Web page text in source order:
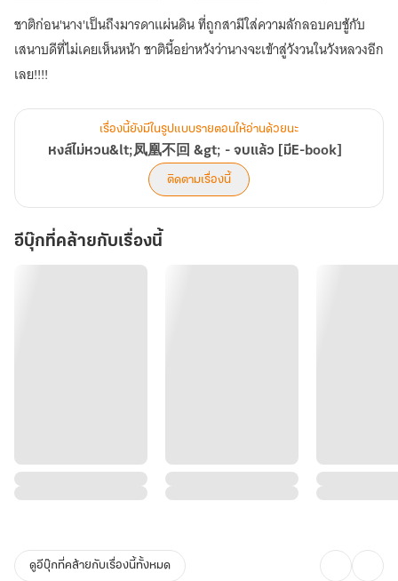
凰
不
回
แล้ว
[มีE-
book]
ชาติก่อน'นาง'เป็นถึงมารดาแผ่นดิน ที่ถูกสามีใส่ความลักลอบคบชู้กับ
เสนาบดีที่ไม่เคยเห็นหน้า ชาตินี้อย่าหวังว่านางจะเข้าสู่วังวนในวังหลวงอีก
เลย!!!!
เรื่องนี้ยังมีในรูปแบบรายตอนให้อ่านด้วยนะ
หงส์ไม่หวน&lt;凤凰不回 &gt; - จบแล้ว [มีE-book]
ติดตามเรื่องนี้
อีบุ๊กที่คล้ายกับเรื่องนี้
ดูอีบุ๊กที่คล้ายกับเรื่องนี้ทั้งหมด